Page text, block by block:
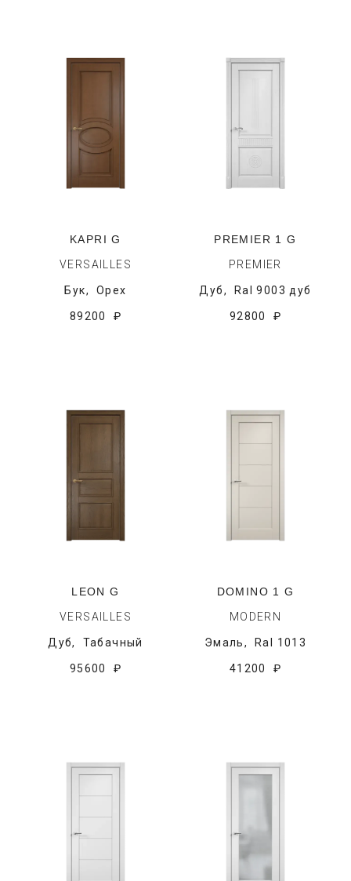
KAPRI G
VERSAILLES
Бук, Орех
89200 ₽
PREMIER 1 G
PREMIER
Дуб, Ral 9003 дуб
92800 ₽
LEON G
VERSAILLES
Дуб, Табачный
95600 ₽
DOMINO 1 G
MODERN
Эмаль, Ral 1013
41200 ₽